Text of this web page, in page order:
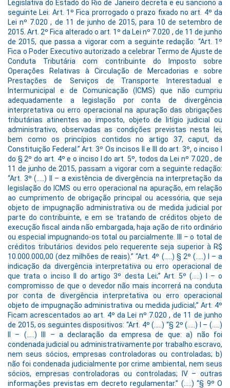
Legislativa do Estado do Rio de Janeiro decreta e eu sanciono a
seguinte Lei: Art. 1º Fica prorrogado o prazo fixado no art. 4º da
Lei nº 7.020 , de 11 de junho de 2015, para 10 de setembro de
2015. Art. 2º Fica alterado o art. 1º da Lei nº 7.020 , de 11 de junho
de 2015, que passa a vigorar com a seguinte redação: “Art. 1º
Fica o Poder Executivo autorizado a celebrar Termo de Ajuste de
Conduta Tributária com contribuinte do Imposto sobre
Operações Relativas à Circulação de Mercadorias e sobre
Prestações de Serviços de Transporte Interestadual e
Intermunicipal e de Comunicação (ICMS) que não cumpriu
adequadamente a legislação por conta de divergência
interpretativa ou erro operacional na apuração das obrigações
tributárias atinentes ao imposto, objeto de litígio judicial ou
administrativo, observadas as condições previstas nesta lei,
bem como os princípios contidos no artigo 37, caput, da
Constituição Federal.” Art. 3º Os incisos II e III do art. 3º, o inciso I
do § 2º do art. 4º e o inciso I do art. 5º, todos da Lei nº 7.020 , de
11 de junho de 2015, passam a vigorar com a seguinte redação:
“Art. 3º (…..) II – a existência de divergência na interpretação da
legislação do ICMS ou erro operacional na apuração, em relação
ao cumprimento de obrigação principal ou acessória, que seja
objeto de impugnação administrativa ou de medida judicial por
parte do contribuinte, e em se tratando de créditos objeto de
execução fiscal ainda não embargada, haja ação de rito ordinário
ou especial impugnando-os total ou parcialmente. III – o total de
créditos tributários devidos pelo requerente seja superior à R$
10.000.000,00 (dez milhões de reais).” “Art. 4º (…..) § 2º (…..) I – a
indicação da divergência interpretativa ou erro operacional de
que trata o inciso II do artigo 3º desta Lei;” Art. 5º (…..) I – o
compromisso de que o devedor não mais incorrerá na conduta
por conta de divergência interpretativa ou erro operacional
objeto de impugnação administrativa ou medida judicial;” Art. 4º
Ficam acrescentados ao art. 4º da Lei nº 7.020 , de 11 de junho
de 2015, os seguintes dispositivos: “Art. 4º (…..) “§ 2º (…..) I – (…..)
II – (…..) III – a declaração da empresa de que: a) não foi
condenada judicial ou administrativamente por trabalho escravo,
nem seus sócios, empresas controladoras ou controladas; b)
não foi condenada judicialmente por crime ambiental, nem seus
sócios, empresas controladoras ou controladas; IV – outras
informações previstas em decreto regulamentar.” (…..) “§ 9º O